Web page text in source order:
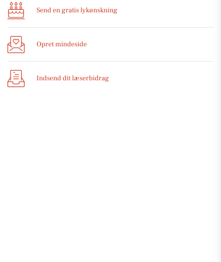
Send en gratis lykønskning
Opret mindeside
Indsend dit læserbidrag